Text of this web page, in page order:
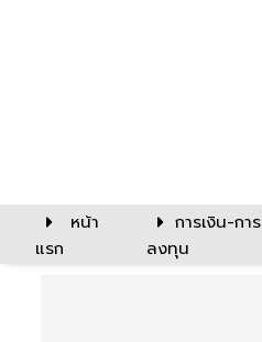
หน้า
แรก
การเงิน-การ
ลงทุน